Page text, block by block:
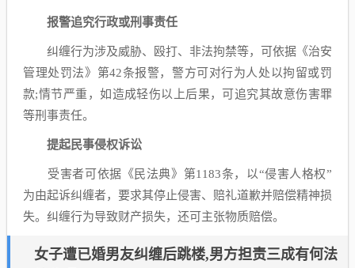
报警追究行政或刑事责任
纠缠行为涉及威胁、殴打、非法拘禁等，可依据《治安
管理处罚法》第42条报警，警方可对行为人处以拘留或罚
款;情节严重，如造成轻伤以上后果，可追究其故意伤害罪
等刑事责任。
提起民事侵权诉讼
受害者可依据《民法典》第1183条，以“侵害人格权”
为由起诉纠缠者，要求其停止侵害、赔礼道歉并赔偿精神损
失。纠缠行为导致财产损失，还可主张物质赔偿。
女子遭已婚男友纠缠后跳楼,男方担责三成有何法